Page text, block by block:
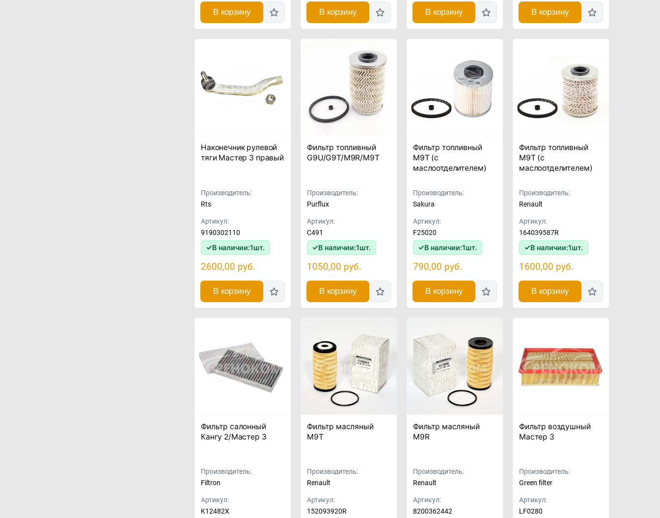
В корзину В корзину В корзину В корзину
Наконечник рулевой
тяги Мастер 3 правый
Производитель:
Rts
Артикул:
9190302110
В наличии:1шт.
2600,00 руб.
В корзину
Фильтр топливный
G9U/G9T/M9R/M9T
Производитель:
Purflux
Артикул:
C491
В наличии:1шт.
1050,00 руб.
В корзину
Фильтр топливный
M9T (с
маслоотделителем)
Производитель:
Sakura
Артикул:
F25020
В наличии:1шт.
790,00 руб.
В корзину
Фильтр топливный
M9T (с
маслоотделителем)
Производитель:
Renault
Артикул:
164039587R
В наличии:1шт.
1600,00 руб.
В корзину
Фильтр салонный
Кангу 2/Мастер 3
Производитель:
Filtron
Артикул:
K12482X
Фильтр масляный
M9T
Производитель:
Renault
Артикул:
152093920R
Фильтр масляный
M9R
Производитель:
Renault
Артикул:
8200362442
Фильтр воздушный
Мастер 3
Производитель:
Green filter
Артикул:
LF0280